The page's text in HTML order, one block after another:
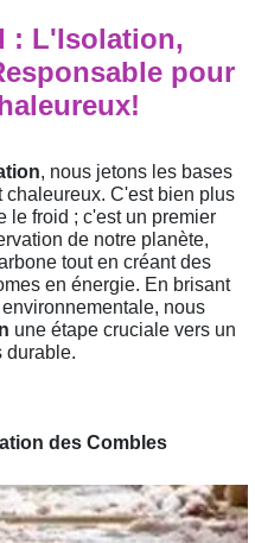
: L'Isolation,
pour
, nous jetons les bases
C'est bien plus
le froid ; c'est un premier
de notre planète,
tout en créant des
en énergie. En brisant
nous
une étape cruciale vers un
durable.
des Combles